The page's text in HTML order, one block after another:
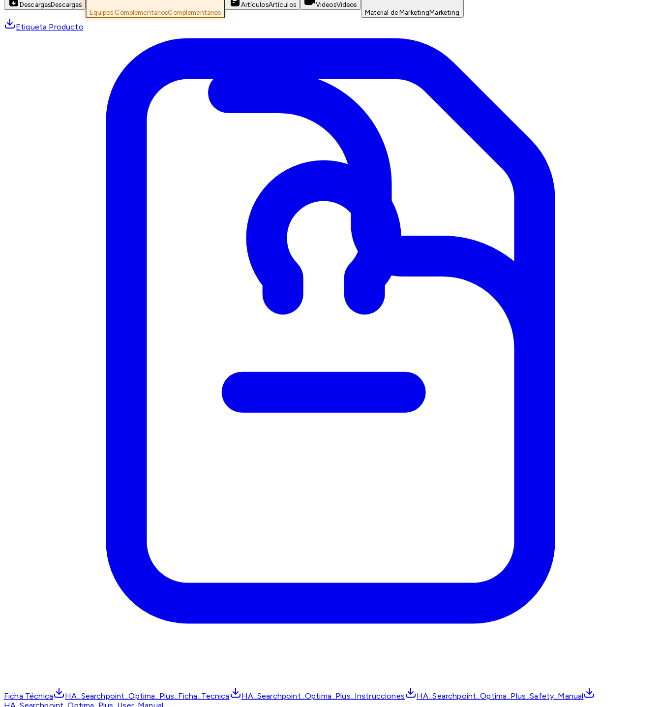
DescargasDescargas
Equipos ComplementariosComplementarios
ArtículosArtículos VideosVideos
Material de MarketingMarketing
Etiqueta Producto
Ficha Técnica HA_Searchpoint_Optima_Plus_Ficha_Tecnica HA_Searchpoint_Optima_Plus_Instrucciones
HA_Searchpoint_Optima_Plus_Safety_Manual